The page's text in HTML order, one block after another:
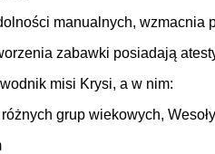
manualnych, wzmacnia
zabawki posiadają
misi Krysi, a w nim:
grup wiekowych,